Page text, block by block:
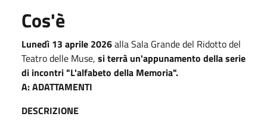
Cos'è
Lunedì 13 aprile 2026alla Sala Grande del Ridotto del
Teatro delle Muse, si terrà un'appunamento della serie
di incontri "L'alfabeto della Memoria".
A: ADATTAMENTI
DESCRIZIONE